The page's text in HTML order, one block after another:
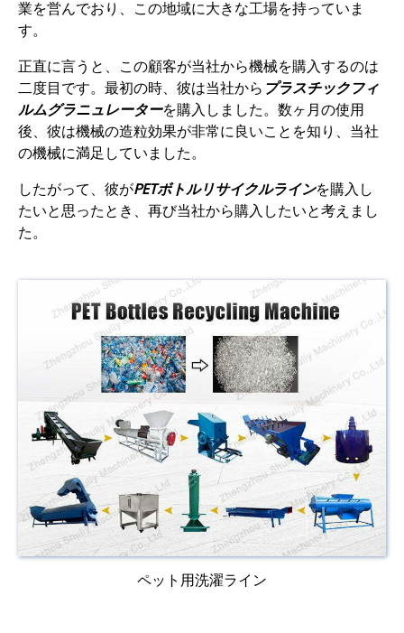
業を営んでおり、この地域に大きな工場を持っていま
す。
正直に言うと、この顧客が当社から機械を購入するのは
二度目です。最初の時、彼は当社から プラスチックフィ
ルムグラニュレーターを購入しました。数ヶ月の使用
後、彼は機械の造粒効果が非常に良いことを知り、当社
の機械に満足していました。
したがって、彼がPETボトルリサイクルラインを購入し
たいと思ったとき、再び当社から購入したいと考えまし
た。
ペット用洗濯ライン